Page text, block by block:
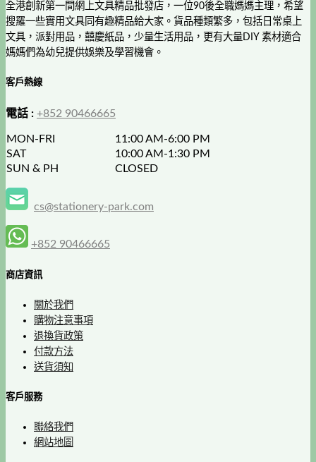
全港創新第一間網上文具精品批發店，一位90後全職媽媽主理，希望
搜羅一些實用文具同有趣精品給大家。貨品種類繁多，包括日常桌上
文具，派對用品，囍慶紙品，少量生活用品，更有大量DIY 素材適合
媽媽們為幼兒提供娛樂及學習機會。
客戶熱線
電話 : +852 90466665
MON-FRI
11:00 AM-6:00 PM
SAT
10:00 AM-1:30 PM
SUN & PH
CLOSED
cs@stationery-park.com
+852 90466665
商店資訊
關於我們
購物注意事項
退換貨政策
付款方法
送貨須知
客戶服務
聯絡我們
網站地圖